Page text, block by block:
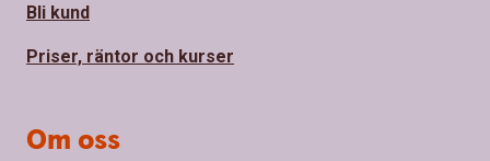
Bli kund
Priser, räntor och kurser
Om oss